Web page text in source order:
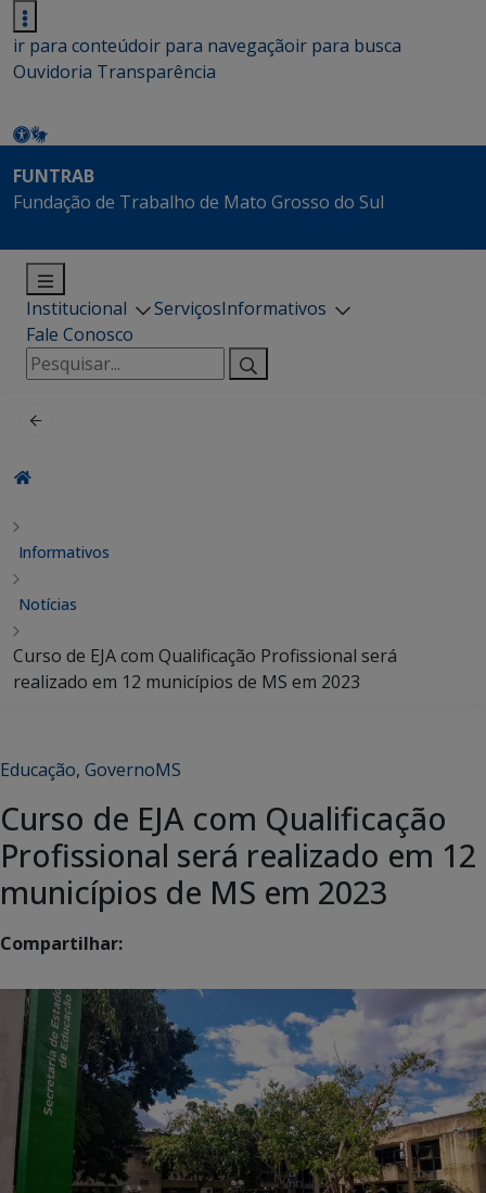
ir para conteúdoir para navegaçãoir para busca
Ouvidoria Transparência
FUNTRAB
Fundação de Trabalho de Mato Grosso do Sul
Institucional ServiçosInformativos
Fale Conosco
Pesquisar
por:
Informativos
Notícias
Curso de EJA com Qualificação Profissional será
realizado em 12 municípios de MS em 2023
Educação, GovernoMS
Curso de EJA com Qualificação
Profissional será realizado em 12
municípios de MS em 2023
Compartilhar: